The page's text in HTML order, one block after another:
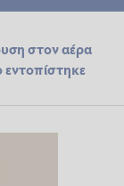
στον αέρα